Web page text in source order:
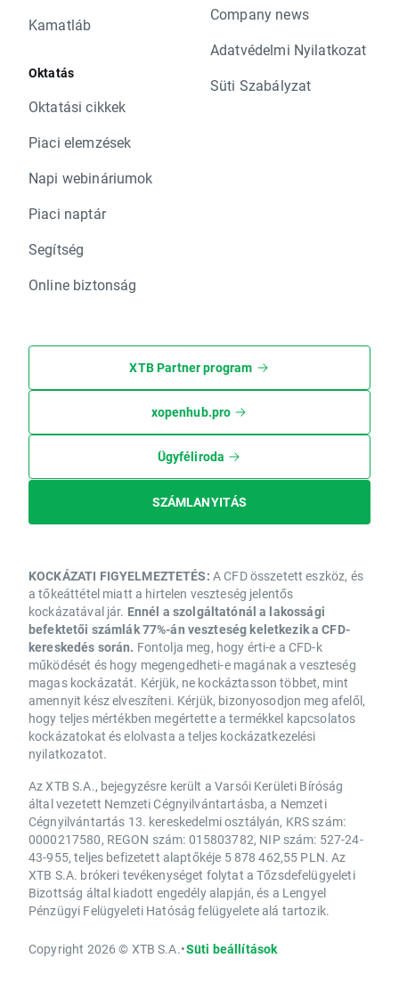
Kamatláb
Oktatás
Oktatási cikkek
Piaci elemzések
Napi webináriumok
Piaci naptár
Segítség
Online biztonság
Company news
Adatvédelmi Nyilatkozat
Süti Szabályzat
XTB Partner program
xopenhub.pro
Ügyféliroda
SZÁMLANYITÁS
KOCKÁZATI FIGYELMEZTETÉS: A CFD összetett eszköz, és
a tőkeáttétel miatt a hirtelen veszteség jelentős
kockázatával jár. Ennél a szolgáltatónál a lakossági
befektetői számlák 77%-án veszteség keletkezik a CFD-
kereskedés során. Fontolja meg, hogy érti-e a CFD-k
működését és hogy megengedheti-e magának a veszteség
magas kockázatát. Kérjük, ne kockáztasson többet, mint
amennyit kész elveszíteni. Kérjük, bizonyosodjon meg afelől,
hogy teljes mértékben megértette a termékkel kapcsolatos
kockázatokat és elolvasta a teljes kockázatkezelési
nyilatkozatot.
Az XTB S.A., bejegyzésre került a Varsói Kerületi Bíróság
által vezetett Nemzeti Cégnyilvántartásba, a Nemzeti
Cégnyilvántartás 13. kereskedelmi osztályán, KRS szám:
0000217580, REGON szám: 015803782, NIP szám: 527-24-
43-955, teljes befizetett alaptőkéje 5 878 462,55 PLN. Az
XTB S.A. brókeri tevékenységet folytat a Tőzsdefelügyeleti
Bizottság által kiadott engedély alapján, és a Lengyel
Pénzügyi Felügyeleti Hatóság felügyelete alá tartozik.
Copyright 2026 © XTB S.A.•Süti beállítások